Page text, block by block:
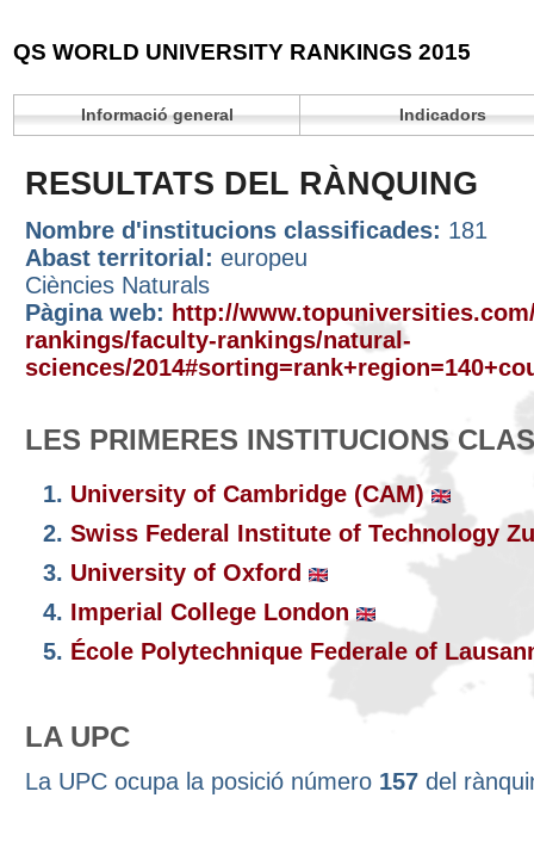
QS WORLD UNIVERSITY RANKINGS 2015
Informació general Indicadors
RESULTATS DEL RÀNQUING
Nombre d'institucions classificades: 181
Abast territorial: europeu
Ciències Naturals
Pàgina web: http://
rankings/faculty-rankings/natural-
sciences/
LES PRIMERES INSTITUCIONS
1. University of Cambridge (CAM)
2. Swiss Federal Institute of Technology
3. University of Oxford
4. Imperial College London
5. École Polytechnique Federale of
LA UPC
La UPC ocupa la posició número 157 del